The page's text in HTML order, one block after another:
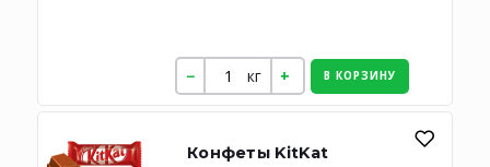
кг В КОРЗИНУ
Конфеты KitKat